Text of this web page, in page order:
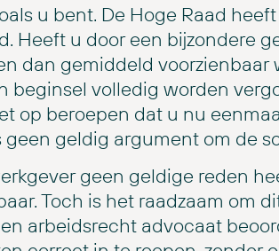
u bent. De Hoge Raad
Heeft u door een bijzondere
dan gemiddeld voorzienbaar
beginsel volledig worden
op beroepen dat u nu
geen geldig argument om de
geen geldige reden
Toch is het raadzaam om
arbeidsrecht advocaat